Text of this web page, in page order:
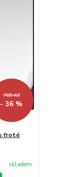
765 Kč
- 36 %
froté
skladem